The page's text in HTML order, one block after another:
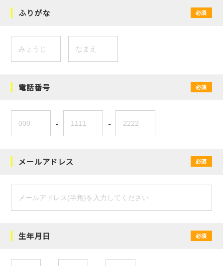
ふりがな 必須
電話番号 必須
- -
メールアドレス 必須
生年月日 必須